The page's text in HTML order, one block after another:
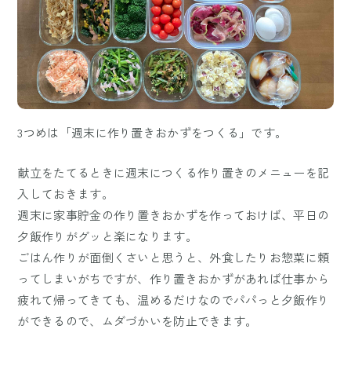
3つめは「週末に作り置きおかずをつくる」です。
献立をたてるときに週末につくる作り置きのメニューを記
入しておきます。
週末に家事貯金の作り置きおかずを作っておけば、平日の
夕飯作りがグッと楽になります。
ごはん作りが面倒くさいと思うと、外食したりお惣菜に頼
ってしまいがちですが、作り置きおかずがあれば仕事から
疲れて帰ってきても、温めるだけなのでパパっと夕飯作り
ができるので、ムダづかいを防止できます。